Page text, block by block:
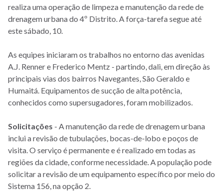
realiza uma operação de limpeza e manutenção da rede de
drenagem urbana do 4º Distrito. A força-tarefa segue até
este sábado, 10.
As equipes iniciaram os trabalhos no entorno das avenidas
A.J. Renner e Frederico Mentz - partindo, dali, em direção às
principais vias dos bairros Navegantes, São Geraldo e
Humaitá. Equipamentos de sucção de alta potência,
conhecidos como supersugadores, foram mobilizados.
Solicitações - A manutenção da rede de drenagem urbana
inclui a revisão de tubulações, bocas-de-lobo e poços de
visita. O serviço é permanente e é realizado em todas as
regiões da cidade, conforme necessidade. A população pode
solicitar a revisão de um equipamento específico por meio do
Sistema 156, na opção 2.